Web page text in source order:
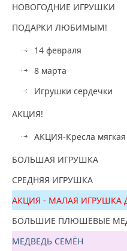
НОВОГОДНИЕ ИГРУШКИ
ПОДАРКИ ЛЮБИМЫМ!
14 февраля
8 марта
Игрушки сердечки
АКЦИЯ!
АКЦИЯ-Кресла
БОЛЬШАЯ ИГРУШКА
СРЕДНЯЯ ИГРУШКА
АКЦИЯ - МАЛАЯ ИГРУШКА
БОЛЬШИЕ ПЛЮШЕВЫЕ
МЕДВЕДЬ СЕМЁН